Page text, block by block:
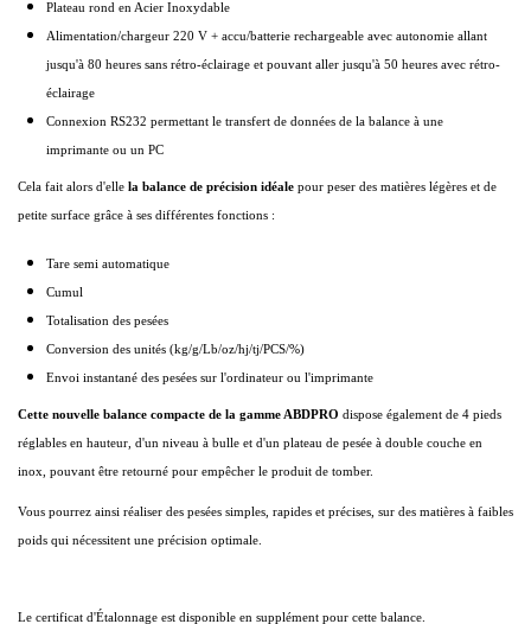
Plateau rond en Acier Inoxydable
Alimentation/chargeur 220 V + accu/batterie rechargeable avec autonomie allant
jusqu'à 80 heures sans rétro-éclairage et pouvant aller jusqu'à 50 heures avec rétro-
éclairage
Connexion RS232 permettant le transfert de données de la balance à une
imprimante ou un PC
Cela fait alors d'elle la balance de précision idéale pour peser des matières légères et de
petite surface grâce à ses différentes fonctions :
Tare semi automatique
Cumul
Totalisation des pesées
Conversion des unités (kg/g/Lb/oz/hj/tj/PCS/%)
Envoi instantané des pesées sur l'ordinateur ou l'imprimante
Cette nouvelle balance compacte de la gamme ABDPRO dispose également de 4 pieds
réglables en hauteur, d'un niveau à bulle et d'un plateau de pesée à double couche en
inox, pouvant être retourné pour empêcher le produit de tomber.
Vous pourrez ainsi réaliser des pesées simples, rapides et précises, sur des matières à faibles
poids qui nécessitent une précision optimale.
Le certificat d'Étalonnage est disponible en supplément pour cette balance.